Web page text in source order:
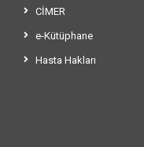
CİMER
e-Kütüphane
Hasta Hakları